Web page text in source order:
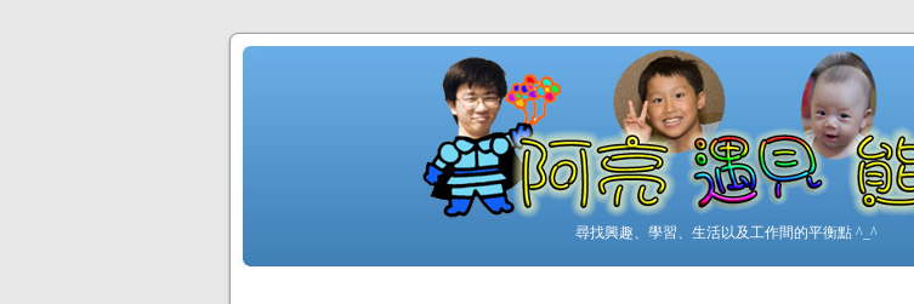
尋找興趣、學習、生活以及工作間的平衡點 ^_^